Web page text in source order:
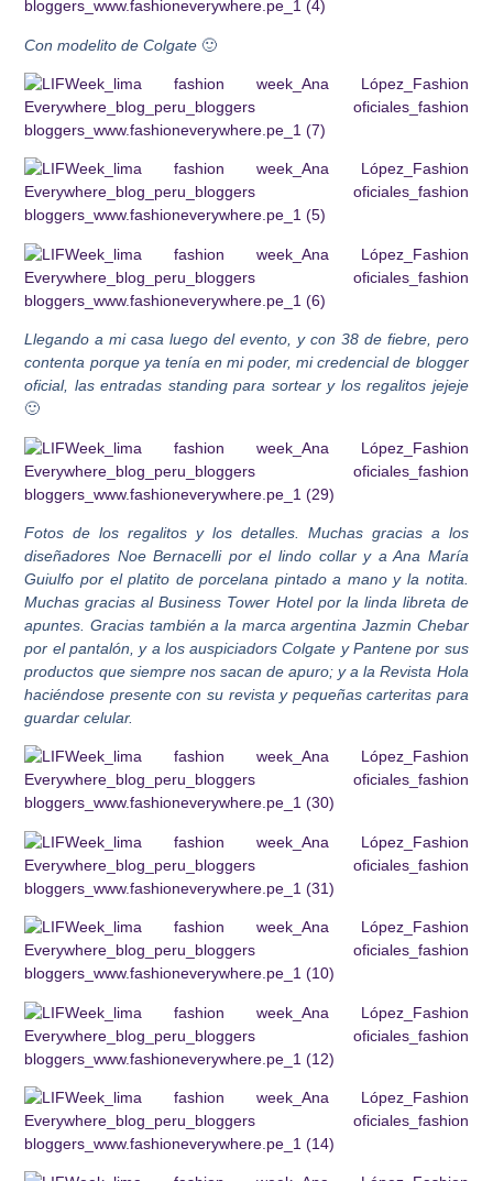
Con modelito de Colgate 🙂
Llegando a mi casa luego del evento, y con 38 de fiebre, pero
contenta porque ya tenía en mi poder, mi credencial de blogger
oficial, las entradas standing para sortear y los regalitos jejeje
🙂
Fotos de los regalitos y los detalles. Muchas gracias a los
diseñadores Noe Bernacelli por el lindo collar y a Ana María
Guiulfo por el platito de porcelana pintado a mano y la notita.
Muchas gracias al Business Tower Hotel por la linda libreta de
apuntes. Gracias también a la marca argentina Jazmin Chebar
por el pantalón, y a los auspiciadors Colgate y Pantene por sus
productos que siempre nos sacan de apuro; y a la Revista Hola
haciéndose presente con su revista y pequeñas carteritas para
guardar celular.